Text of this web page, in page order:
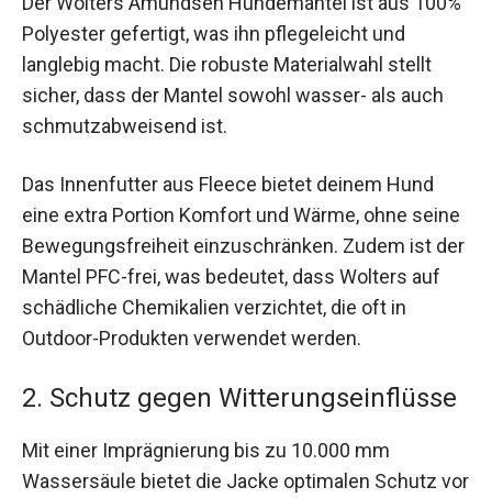
Polyester gefertigt, was ihn pflegeleicht und
langlebig macht. Die robuste Materialwahl stellt
sicher, dass der Mantel sowohl wasser- als auch
schmutzabweisend ist.
Das Innenfutter aus Fleece bietet deinem Hund
eine extra Portion Komfort und Wärme, ohne seine
Bewegungsfreiheit einzuschränken. Zudem ist der
Mantel PFC-frei, was bedeutet, dass Wolters auf
schädliche Chemikalien verzichtet, die oft in
Outdoor-Produkten verwendet werden.
2. Schutz gegen Witterungseinflüsse
Mit einer Imprägnierung bis zu 10.000 mm
Wassersäule bietet die Jacke optimalen Schutz vor